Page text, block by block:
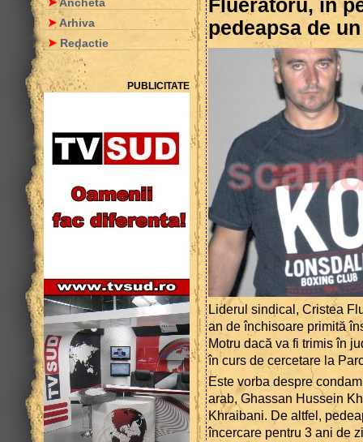
Arhiva
Redactie
PUBLICITATE
Fluerătoru, în
pedeapsa de
Liderul sindical, Cristea
an de închisoare primită
Motru dacă va fi trimis în
în curs de cercetare la
Este vorba despre
arab, Ghassan Hussein
Khraibani. De altfel,
încercare pentru 3 ani de